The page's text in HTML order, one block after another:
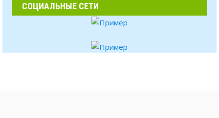
СОЦИАЛЬНЫЕ СЕТИ